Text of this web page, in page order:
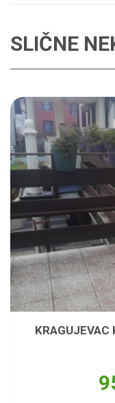
SLIČNE
KRAGUJEVAC